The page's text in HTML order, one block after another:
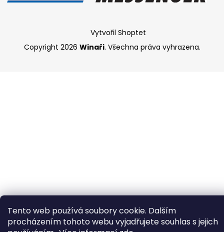
Tento web používá soubory cookie. Dalším
procházením tohoto webu vyjadřujete souhlas s jejich
Vytvořil Shoptet
Copyright 2026 Winaři. Všechna práva vyhrazena.